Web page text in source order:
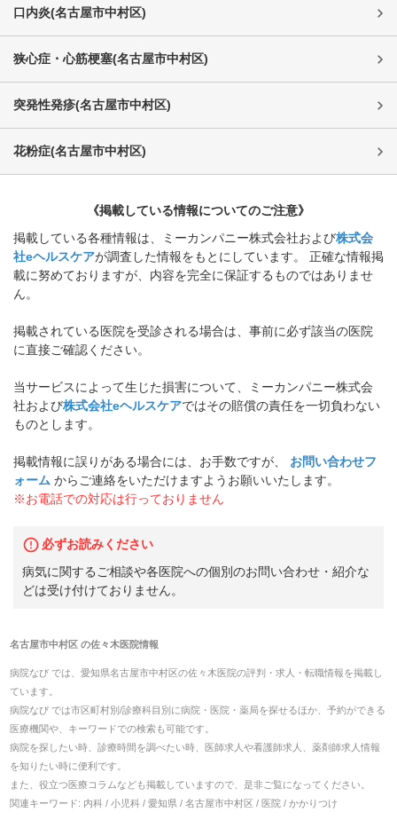
口内炎(名古屋市中村区)
狭心症・心筋梗塞(名古屋市中村区)
突発性発疹(名古屋市中村区)
花粉症(名古屋市中村区)
《掲載している情報についてのご注意》
掲載している各種情報は、ミーカンパニー株式会社および株式会
社eヘルスケアが調査した情報をもとにしています。 正確な情報掲
載に努めておりますが、内容を完全に保証するものではありませ
ん。
掲載されている医院を受診される場合は、事前に必ず該当の医院
に直接ご確認ください。
当サービスによって生じた損害について、ミーカンパニー株式会
社および株式会社eヘルスケアではその賠償の責任を一切負わない
ものとします。
掲載情報に誤りがある場合には、お手数ですが、
お問い合わせフ
ォーム からご連絡をいただけますようお願いいたします。
※お電話での対応は行っておりません
必ずお読みください
病気に関するご相談や各医院への個別のお問い合わせ・紹介な
どは受け付けておりません。
名古屋市中村区の佐々木医院情報
病院なび では、 愛知県名古屋市中村区の佐々木医院の評判・求人・転職情報を掲載し
ています。
病院なび では市区町村別/診療科目別に病院・医院・薬局を探せるほか、予約ができる
医療機関や、キーワードでの検索も可能です。
病院を探したい時、診療時間を調べたい時、医師求人や看護師求人、薬剤師求人情報
を知りたい時に便利です。
また、役立つ医療コラムなども掲載していますので、是非ご覧になってください。
関連キーワード: 内科 / 小児科 / 愛知県 / 名古屋市中村区 / 医院 / かかりつけ